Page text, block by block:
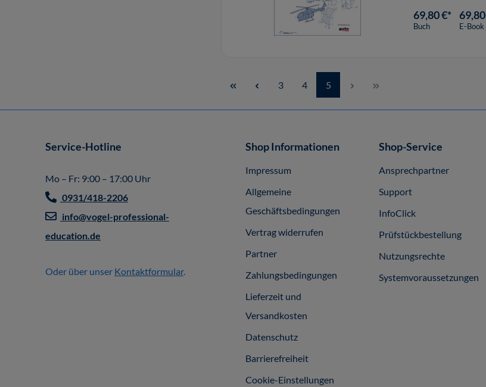
69,80 €*
Buch E-Book
Seite
3 Seite
4 Seite
5
Service-Hotline
Mo – Fr: 9:00 – 17:00 Uhr
0931/418-2206
info@vogel-professional-
education.de
Oder über unser Kontaktformular.
Shop Informationen
Impressum
Allgemeine
Geschäftsbedingungen
Vertrag widerrufen
Partner
Zahlungsbedingungen
Lieferzeit und
Versandkosten
Datenschutz
Barrierefreiheit
Cookie-Einstellungen
Shop-Service
Ansprechpartner
Support
InfoClick
Prüfstückbestellung
Nutzungsrechte
Systemvoraussetzungen